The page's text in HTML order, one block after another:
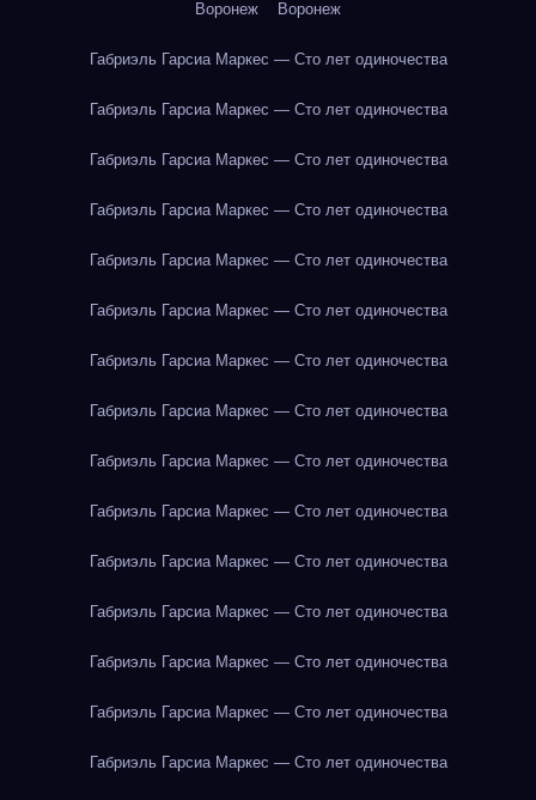
Воронеж Воронеж
Габриэль Гарсиа Маркес — Сто лет одиночества
Габриэль Гарсиа Маркес — Сто лет одиночества
Габриэль Гарсиа Маркес — Сто лет одиночества
Габриэль Гарсиа Маркес — Сто лет одиночества
Габриэль Гарсиа Маркес — Сто лет одиночества
Габриэль Гарсиа Маркес — Сто лет одиночества
Габриэль Гарсиа Маркес — Сто лет одиночества
Габриэль Гарсиа Маркес — Сто лет одиночества
Габриэль Гарсиа Маркес — Сто лет одиночества
Габриэль Гарсиа Маркес — Сто лет одиночества
Габриэль Гарсиа Маркес — Сто лет одиночества
Габриэль Гарсиа Маркес — Сто лет одиночества
Габриэль Гарсиа Маркес — Сто лет одиночества
Габриэль Гарсиа Маркес — Сто лет одиночества
Габриэль Гарсиа Маркес — Сто лет одиночества